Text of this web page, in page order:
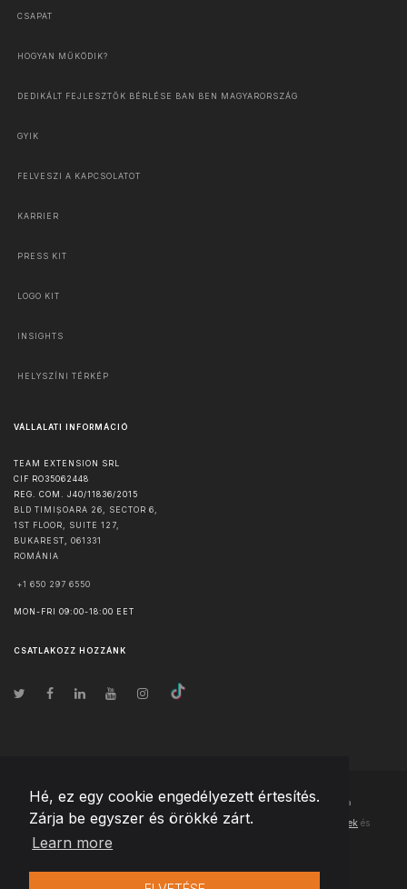
Hé, ez egy cookie engedélyezett értesítés.
Zárja be egyszer és örökké zárt.
Learn more
CSAPAT
HOGYAN MŰKÖDIK?
DEDIKÁLT FEJLESZTŐK BÉRLÉSE BAN BEN MAGYARORSZÁG
GYIK
FELVESZI A KAPCSOLATOT
KARRIER
PRESS KIT
LOGO KIT
INSIGHTS
HELYSZÍNI TÉRKÉP
VÁLLALATI INFORMÁCIÓ
TEAM EXTENSION SRL
CIF RO35062448
REG. COM. J40/11836/2015
BLD TIMIȘOARA 26, SECTOR 6,
1ST FLOOR, SUITE 127,
BUKAREST
061331
ROMÁNIA
+1 650 297 6550
MON-FRI 09:00-18:00 EET
CSATLAKOZZ HOZZÁNK
© Szerzői jog2026 Team Extension Hungary- Minden jog fenntartva
Changelog ● Ezen webhely használatával elfogadja Használati feltételek és